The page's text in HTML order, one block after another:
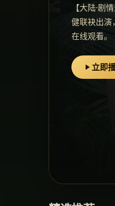
【大陆·剧
健联袂出演
在线观看。
立即